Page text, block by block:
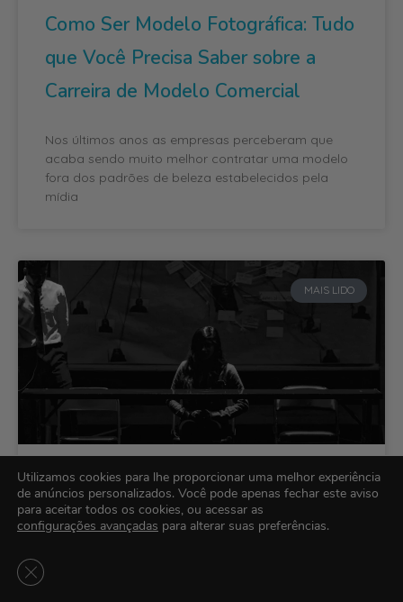
que Você Precisa Saber sobre a
Carreira de Modelo Comercial
Nos últimos anos as empresas perceberam que
fora dos padrões de beleza estabelecidos pela
mídia
Os 10 Maiores Golpes Aplicados
por Falsas Agências de Modelo
Utilizamos cookies para lhe proporcionar uma melhor experiência
de anúncios personalizados. Você pode apenas fechar este aviso
para aceitar todos os cookies, ou acessar as
configurações avançadas para alterar suas preferências.
Close GDPR Cookie Banner